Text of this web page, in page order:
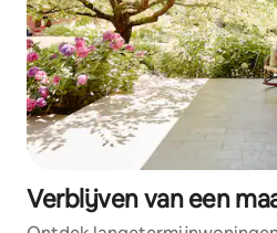
Verblijven van een